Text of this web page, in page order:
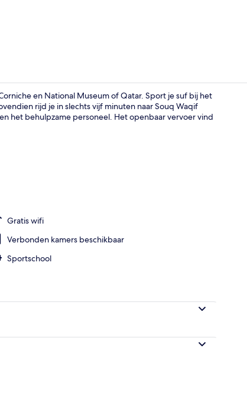
en National Museum of Qatar. Sport je suf bij het
rijd je in slechts vijf minuten naar Souq Waqif
het behulpzame personeel. Het openbaar vervoer vind
Gratis wifi
Verbonden kamers beschikbaar
Sportschool